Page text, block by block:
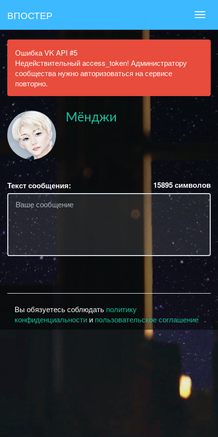
ВПОСТЕР
Ошибка VK API #5
Недействительный access_token! Администратору
сообщества нужно авторизоваться на сервисе
повторно.
Мёнджи
Текст сообщения: 15895символов
Вы обязуетесь соблюдать политику
конфиденциальности и пользовательское соглашение